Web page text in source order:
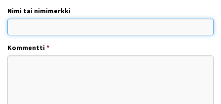
Nimi tai nimimerkki
Kommentti*